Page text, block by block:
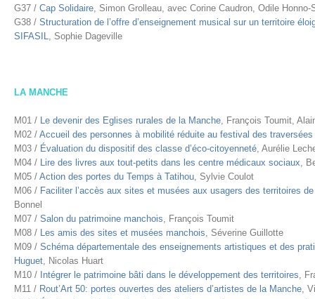
G37 / Cap Solidaire, Simon Grolleau, avec Corine Caudron, Odile
G38 / Structuration de l’offre d’enseignement musical sur un territoire
SIFASIL, Sophie Dageville
LA MANCHE
M01 / Le devenir des Eglises rurales de la Manche, François Toumit,
M02 / Accueil des personnes à mobilité réduite au festival des traversées
M03 / Évaluation du dispositif des classe d’éco-citoyenneté, Aurélie
M04 / Lire des livres aux tout-petits dans les centre médicaux sociaux,
M05 / Action des portes du Temps à Tatihou, Sylvie Coulot
M06 / Faciliter l’accès aux sites et musées aux usagers des territoires
Bonnel
M07 / Salon du patrimoine manchois, François Toumit
M08 / Les amis des sites et musées manchois, Séverine Guillotte
M09 / Schéma départementale des enseignements artistiques et des
Huguet, Nicolas Huart
M10 / Intégrer le patrimoine bâti dans le développement des territoires,
M11 / Rout’Art 50: portes ouvertes des ateliers d’artistes de la Manche,